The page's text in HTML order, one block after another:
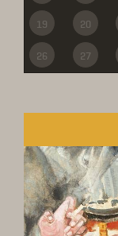
19 20
26 27